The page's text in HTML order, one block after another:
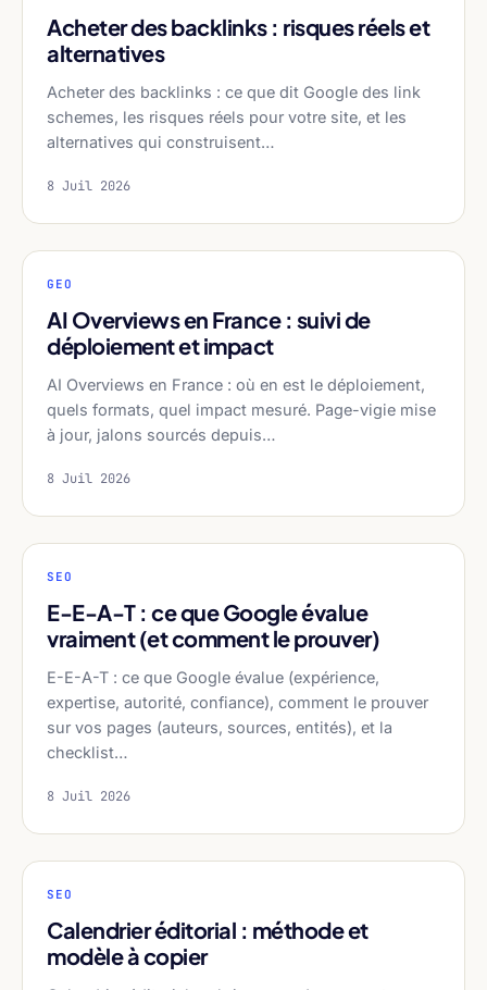
Acheter des backlinks : risques réels et
alternatives
Acheter des backlinks : ce que dit Google des link
schemes, les risques réels pour votre site, et les
alternatives qui construisent…
8 Juil 2026
GEO
AI Overviews en France : suivi de
déploiement et impact
AI Overviews en France : où en est le déploiement,
quels formats, quel impact mesuré. Page-vigie mise
à jour, jalons sourcés depuis…
8 Juil 2026
SEO
E-E-A-T : ce que Google évalue
vraiment (et comment le prouver)
E-E-A-T : ce que Google évalue (expérience,
expertise, autorité, confiance), comment le prouver
sur vos pages (auteurs, sources, entités), et la
checklist…
8 Juil 2026
SEO
Calendrier éditorial : méthode et
modèle à copier